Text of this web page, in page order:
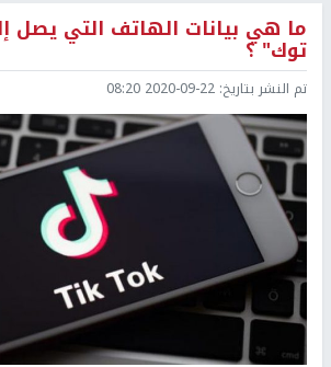
ما هي بيانات الهاتف التي يصل
توك" ؟
تم النشر بتاريخ: 2020-09-22 08:20